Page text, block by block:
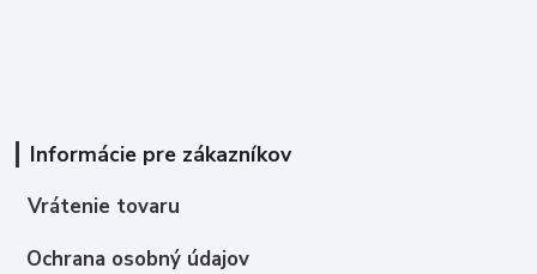
Informácie pre zákazníkov
Vrátenie tovaru
Ochrana osobný údajov